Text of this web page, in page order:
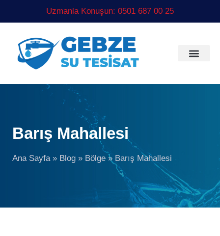
Uzmanla Konuşun: 0501 687 00 25
Barış Mahallesi
Ana Sayfa» Blog » Bölge » Barış Mahallesi